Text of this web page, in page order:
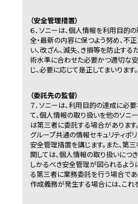
（安全管理措置）
６． ソニーは、個人情報を利用目的
全・最新の内容に保つよう努め、不
い、改ざん、滅失、き損等を防止する
術水準に合わせた必要かつ適切な
じ、必要に応じて是正してまいります。
（委託先の監督）
７． ソニーは、利用目的の達成に必
て、個人情報の取り扱いを他のソニ
は第三者に委託する場合があります
グループ共通の情報セキュリティポ
安全管理措置を講じます。また、第
関しては、個人情報の取り扱いにつき
しかるべき安全管理が図られるよう
る第三者に業務委託を行う場合であ
作成義務が発生する場合には、これ